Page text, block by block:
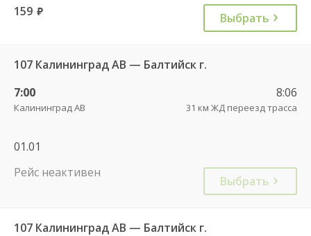
159 руб. Выбрать
107 Калининград АВ — Балтийск г.
7:00
Калининград АВ
8:06
31 км ЖД переезд трасса
01.01
Рейс неактивен
Выбрать
107 Калининград АВ — Балтийск г.